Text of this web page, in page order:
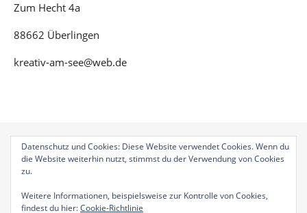
Zum Hecht 4a
88662 Überlingen
kreativ-am-see@web.de
Bard Theme von
Datenschutz und Cookies: Diese Website verwendet Cookies. Wenn du
die Website weiterhin nutzt, stimmst du der Verwendung von Cookies
zu.
Weitere Informationen, beispielsweise zur Kontrolle von Cookies,
findest du hier:Cookie-Richtlinie